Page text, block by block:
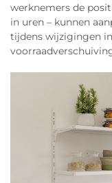
werknemers de
in uren – kunnen
tijdens wijzigingen